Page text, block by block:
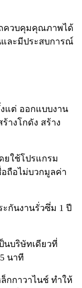
ถควบคุมคุณภาพได้
และมีประสบการณ์
งแต่​ ออกแบบ​งาน​
างโกดัง สร้าง
ยใช้โปรแกรม
ถือ​ไม่บวกมูลค่า
ะกันงานรั่วซึ่ม​ 1 ปี​
นบริษัทเดียวที่
นาที
กกาวาไนช์​ ทำให้